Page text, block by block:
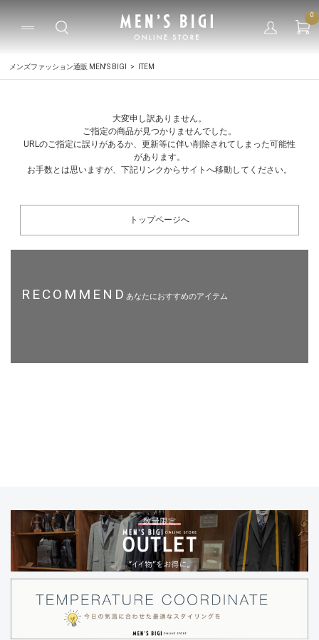
0
メンズファッション通販 MEN'S BIGI ITEM
大変申し訳ありません。
ご指定の商品が見つかりませんでした。
URLのご指定に誤りがあるか、更新等に伴い削除されてしまった可能性
があります。
お手数とは思いますが、下記リンクからサイトへ移動してください。
トップページへ
RECOMMENDあなたにおすすめのアイテム